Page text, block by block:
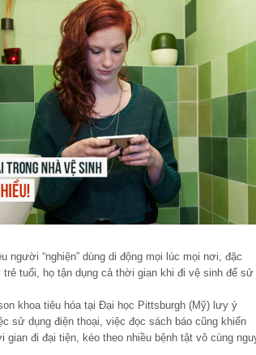
người “nghiện” dùng di động mọi lúc mọi nơi, đặc
tuổi, họ tận dụng cả thời gian khi đi vệ sinh để sử
khoa tiêu hóa tại Đại học Pittsburgh (Mỹ) lưy ý
sử dụng điện thoại, việc đọc sách báo cũng khiến
gian đi đại tiện, kéo theo nhiều bệnh tật vô cùng